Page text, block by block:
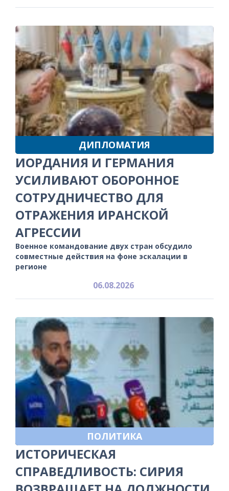
ДИПЛОМАТИЯ
ИОРДАНИЯ И ГЕРМАНИЯ
УСИЛИВАЮТ ОБОРОННОЕ
СОТРУДНИЧЕСТВО ДЛЯ
ОТРАЖЕНИЯ ИРАНСКОЙ
АГРЕССИИ
Военное командование двух стран обсудило
совместные действия на фоне эскалации в
регионе
06.08.2026
ПОЛИТИКА
ИСТОРИЧЕСКАЯ
СПРАВЕДЛИВОСТЬ: СИРИЯ